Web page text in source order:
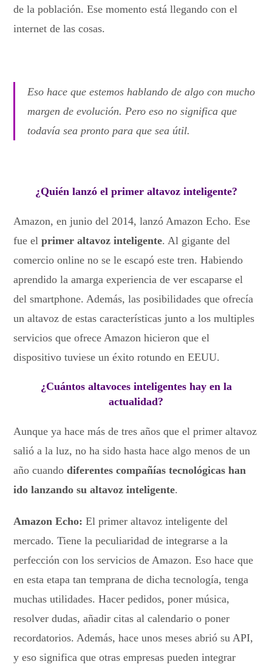
de la población. Ese momento está llegando con el
internet de las cosas.
Eso hace que estemos hablando de algo con mucho
margen de evolución. Pero eso no significa que
todavía sea pronto para que sea útil.
¿Quién lanzó el primer altavoz inteligente?
Amazon, en junio del 2014, lanzó Amazon Echo. Ese
fue elprimer altavoz inteligente. Al gigante del
comercio online no se le escapó este tren. Habiendo
aprendido la amarga experiencia de ver escaparse el
del smartphone. Además, las posibilidades que ofrecía
un altavoz de estas características junto a los multiples
servicios que ofrece Amazon hicieron que el
dispositivo tuviese un éxito rotundo en EEUU.
¿Cuántos altavoces inteligentes hay en la
actualidad?
Aunque ya hace más de tres años que el primer altavoz
salió a la luz, no ha sido hasta hace algo menos de un
año cuandodiferentes compañías tecnológicas han
ido lanzando su altavoz inteligente.
Amazon Echo:El primer altavoz inteligente del
mercado. Tiene la peculiaridad de integrarse a la
perfección con los servicios de Amazon. Eso hace que
en esta etapa tan temprana de dicha tecnología, tenga
muchas utilidades. Hacer pedidos, poner música,
resolver dudas, añadir citas al calendario o poner
recordatorios. Además, hace unos meses abrió su API,
y eso significa que otras empresas pueden integrar